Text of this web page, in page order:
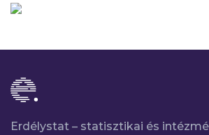
Erdélystat – statisztikai és